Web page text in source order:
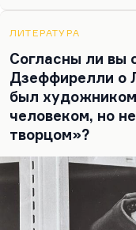
ЛИТЕРАТУРА
Согласны ли вы
Дзеффирелли о
был
человеком, но
творцом»?